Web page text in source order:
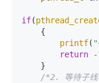
if(
printf( "
return
-
/*2. 等待子线